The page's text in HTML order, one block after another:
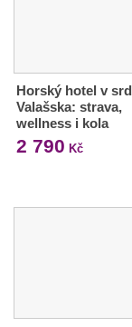
Horský hotel v
Valašska: strava,
wellness i kola
2 790 Kč